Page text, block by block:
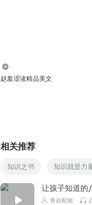
赵羞涩读精品美文
相关推荐
知识之书 知识就是力
让孩子知道的
青叔船铭